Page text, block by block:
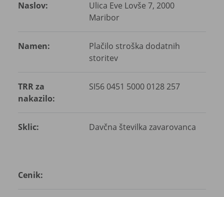
Naslov:
Ulica Eve Lovše 7, 2000
Maribor
Namen:
Plačilo stroška dodatnih
storitev
TRR za
nakazilo:
SI56 0451 5000 0128 257
Sklic: Davčna številka zavarovanca
Cenik: